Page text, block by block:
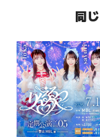
同